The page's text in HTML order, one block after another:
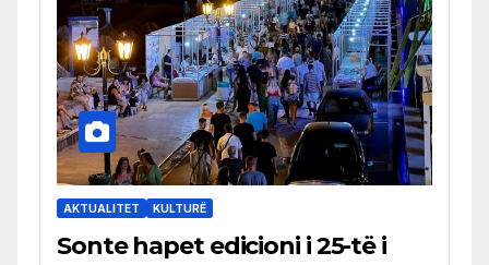
AKTUALITET KULTURË
Sonte hapet edicioni i 25-të i